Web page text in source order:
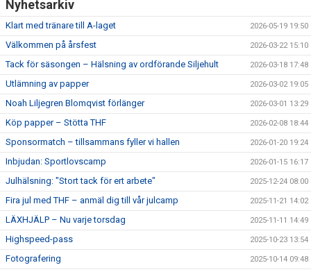
Nyhetsarkiv
Klart med tränare till A-laget 2026-05-19 19:50
Välkommen på årsfest 2026-03-22 15:10
Tack för säsongen – Hälsning av ordförande Siljehult 2026-03-18 17:48
Utlämning av papper 2026-03-02 19:05
Noah Liljegren Blomqvist förlänger 2026-03-01 13:29
Köp papper – Stötta THF 2026-02-08 18:44
Sponsormatch – tillsammans fyller vi hallen 2026-01-20 19:24
Inbjudan: Sportlovscamp 2026-01-15 16:17
Julhälsning: "Stort tack för ert arbete" 2025-12-24 08:00
Fira jul med THF – anmäl dig till vår julcamp 2025-11-21 14:02
LÄXHJÄLP – Nu varje torsdag 2025-11-11 14:49
Highspeed-pass 2025-10-23 13:54
Fotografering 2025-10-14 09:48